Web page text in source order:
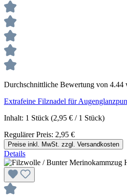
Durchschnittliche Bewertung von 4.44
Extrafeine Filznadel für
Inhalt: 1 Stück (2,95 € / 1 Stück)
Regulärer Preis: 2,95 €
Preise inkl. MwSt. zzgl. Versandkosten
Details